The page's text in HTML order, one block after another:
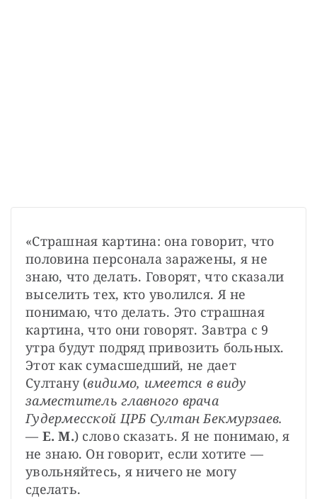
«Страшная картина: она говорит, что
половина персонала заражены, я не
знаю, что делать. Говорят, что сказали
выселить тех, кто уволился. Я не
понимаю, что делать. Это страшная
картина, что они говорят. Завтра с 9
утра будут подряд привозить больных.
Этот как сумасшедший, не дает
Султану (видимо, имеется в виду
заместитель главного врача
Гудермесской ЦРБ Султан Бекмурзаев.
— Е. М.) слово сказать. Я не понимаю, я
не знаю. Он говорит, если хотите —
увольняйтесь, я ничего не могу
сделать.